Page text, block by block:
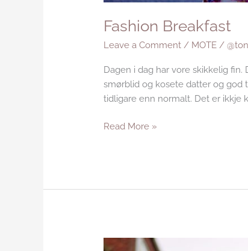
Fashion Breakfast
Leave a Comment / MOTE /
Dagen i dag har vore skikkelig
smørblid og kosete datter og god
tidligare enn normalt. Det er ikkje
Read More »
Party